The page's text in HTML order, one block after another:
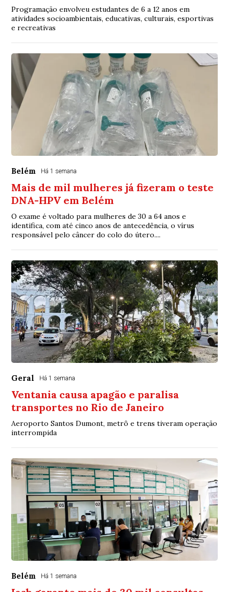
Programação envolveu estudantes de 6 a 12 anos em
atividades socioambientais, educativas, culturais, esportivas
e recreativas
Belém Há 1 semana
Mais de mil mulheres já fizeram o teste
DNA-HPV em Belém
O exame é voltado para mulheres de 30 a 64 anos e
identifica, com até cinco anos de antecedência, o vírus
responsável pelo câncer do colo do útero....
Geral Há 1 semana
Ventania causa apagão e paralisa
transportes no Rio de Janeiro
Aeroporto Santos Dumont, metrô e trens tiveram operação
interrompida
Belém Há 1 semana